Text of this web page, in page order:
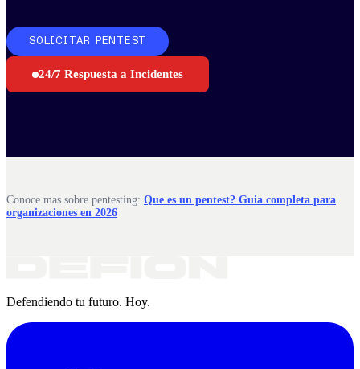
SOLICITAR PENTEST
24/7 Respuesta a Incidentes
Conoce mas sobre pentesting: Que es un pentest? Guia completa para
organizaciones en 2026
Defendiendo tu futuro. Hoy.